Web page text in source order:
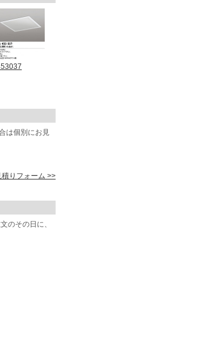
は個別にお見
積りフォーム >>
のその日に、